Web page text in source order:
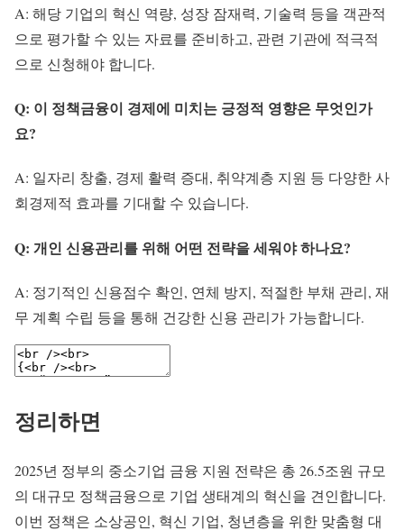
A: 해당 기업의 혁신 역량, 성장 잠재력, 기술력 등을 객관적
으로 평가할 수 있는 자료를 준비하고, 관련 기관에 적극적
으로 신청해야 합니다.
Q: 이 정책금융이 경제에 미치는 긍정적 영향은 무엇인가
요?
A: 일자리 창출, 경제 활력 증대, 취약계층 지원 등 다양한 사
회경제적 효과를 기대할 수 있습니다.
Q: 개인 신용관리를 위해 어떤 전략을 세워야 하나요?
A: 정기적인 신용점수 확인, 연체 방지, 적절한 부채 관리, 재
무 계획 수립 등을 통해 건강한 신용 관리가 가능합니다.
정리하면
2025년 정부의 중소기업 금융 지원 전략은 총 26.5조원 규모
의 대규모 정책금융으로 기업 생태계의 혁신을 견인합니다.
이번 정책은 소상공인, 혁신 기업, 청년층을 위한 맞춤형 대